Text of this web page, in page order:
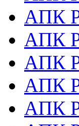
АПК
АПК
АПК
АПК
АПК